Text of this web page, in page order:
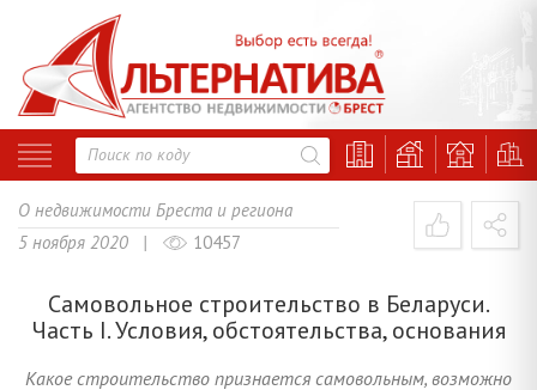
О недвижимости Бреста и региона
5 ноября 2020 |
10457
Самовольное строительство в Беларуси.
Часть I. Условия, обстоятельства, основания
Какое строительство признается самовольным, возможно